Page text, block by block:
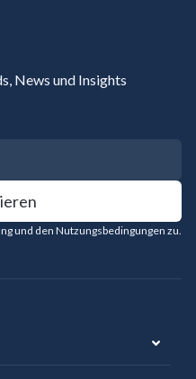
News und Insights
und den Nutzungsbedingungen zu.